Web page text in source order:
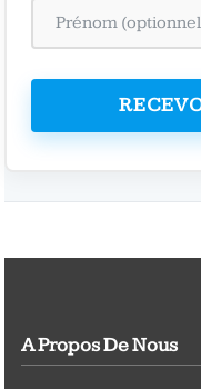
A Propos De Nous